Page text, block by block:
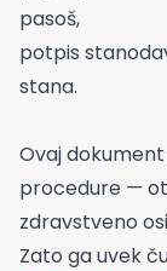
pasoš,
potpis
stana.
Ovaj
procedure —
zdravstveno
Zato ga uvek